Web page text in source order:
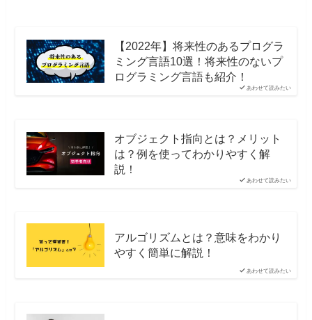
あわせて読みたい
【2022年】将来性のあるプログラ
ミング言語10選！将来性のないプ
ログラミング言語も紹介！
あわせて読みたい
オブジェクト指向とは？メリット
は？例を使ってわかりやすく解
説！
あわせて読みたい
アルゴリズムとは？意味をわかり
やすく簡単に解説！